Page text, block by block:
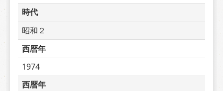
時代
昭和２
西暦年
1974
西暦年